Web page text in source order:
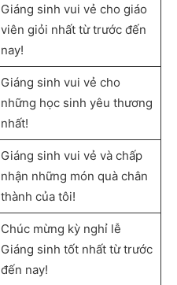
Giáng sinh vui vẻ cho giáo
viên giỏi nhất từ ​​trước đến
nay!
Giáng sinh vui vẻ cho
những học sinh yêu thương
nhất!
Giáng sinh vui vẻ và chấp
nhận những món quà chân
thành của tôi!
Chúc mừng kỳ nghỉ lễ
Giáng sinh tốt nhất từ ​​trước
đến nay!